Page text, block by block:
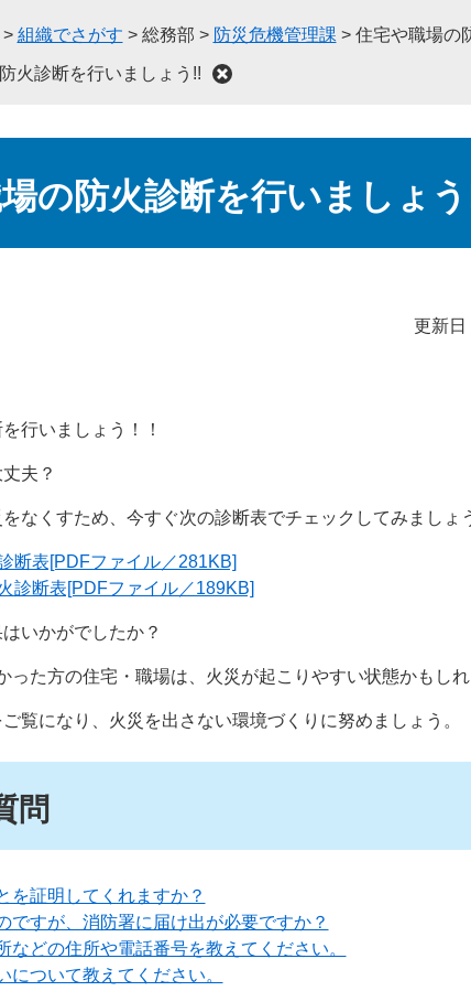
> 組織でさがす > 総務部 > 防災危機管理課 > 住宅や職場の
火診断を行いましょう!!
の防火診断を行いましょ
更新日
行いましょう！！
夫？
なくすため、今すぐ次の診断表でチェックしてみましょ
断表[PDFファイル／281KB]
診断表[PDFファイル／189KB]
いかがでしたか？
った方の住宅・職場は、火災が起こりやすい状態かもしれ
覧になり、火災を出さない環境づくりに努めましょう。
問
を証明してくれますか？
ですが、消防署に届け出が必要ですか？
などの住所や電話番号を教えてください。
について教えてください。